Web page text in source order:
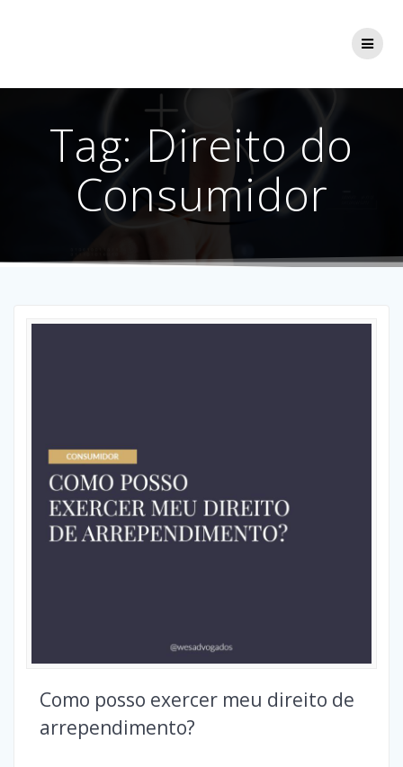
Tag:Direito do
Consumidor
Como posso exercer meu direito de
arrependimento?